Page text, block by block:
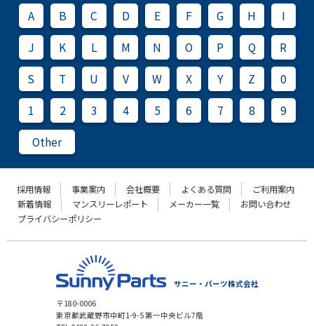
A B C D E F G H
I
J
K L M N O P Q
R
S
T U V W X Y Z
0
1
2 3 4 5 6 7 8
9
Other
採用情報 事業案内 会社概要 よくある質問
ご利用案内
新着情報
マンスリーレポート メーカー一覧
お問い合わせ
プライバシーポリシー
サニー・パーツ株式会社
〒180-0006
東京都武蔵野市中町1-9-5 第一中央ビル7階